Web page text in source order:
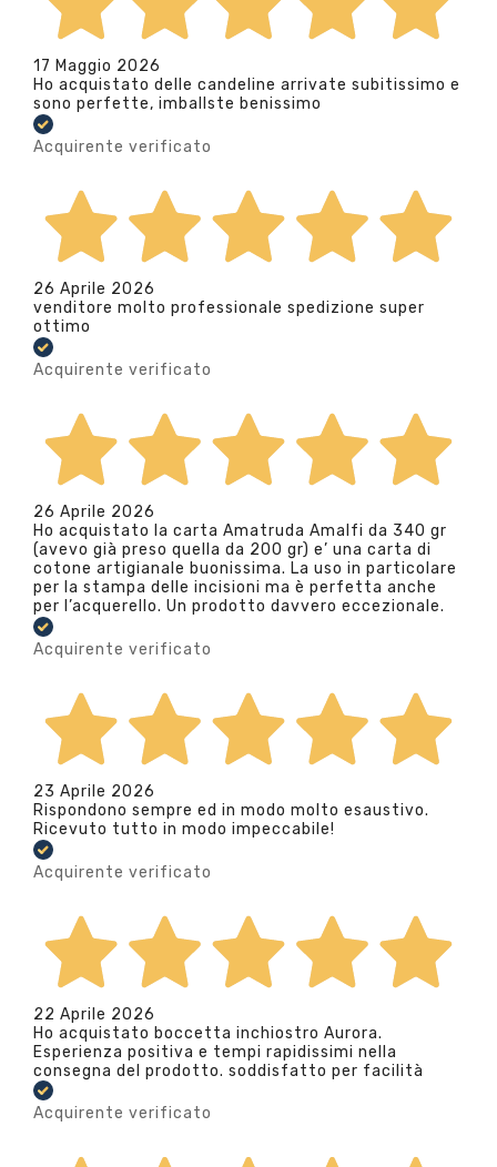
17 Maggio 2026
Ho acquistato delle candeline arrivate subitissimo e
sono perfette, imballste benissimo
Acquirente verificato
26 Aprile 2026
venditore molto professionale spedizione super
ottimo
Acquirente verificato
26 Aprile 2026
Ho acquistato la carta Amatruda Amalfi da 340 gr
(avevo già preso quella da 200 gr) e’ una carta di
cotone artigianale buonissima. La uso in particolare
per la stampa delle incisioni ma è perfetta anche
per l’acquerello. Un prodotto davvero eccezionale.
Acquirente verificato
23 Aprile 2026
Rispondono sempre ed in modo molto esaustivo.
Ricevuto tutto in modo impeccabile!
Acquirente verificato
22 Aprile 2026
Ho acquistato boccetta inchiostro Aurora.
Esperienza positiva e tempi rapidissimi nella
consegna del prodotto. soddisfatto per facilità
Acquirente verificato